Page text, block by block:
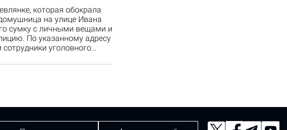
которая обокрала
на улице Ивана
сумку с личными вещами и
По указанному адресу
уголовного…